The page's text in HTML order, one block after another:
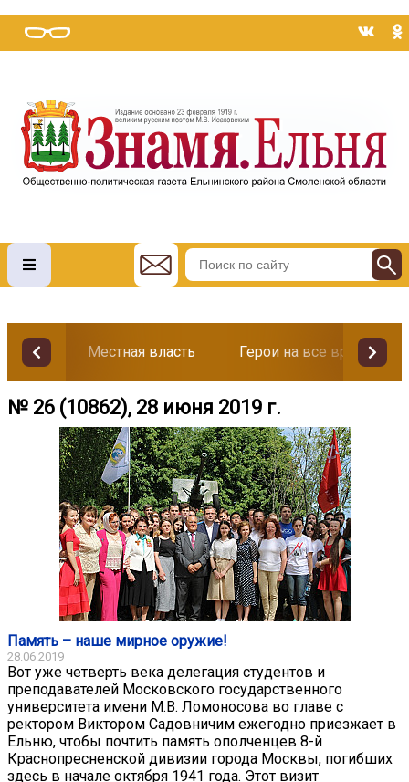
Местная власть Герои на все времена
№ 26 (10862), 28 июня 2019 г.
Память – наше мирное оружие!
28.06.2019
Вот уже четверть века делегация студентов и
преподавателей Московского государственного
университета имени М.В. Ломоносова во главе с
ректором Виктором Садовничим ежегодно приезжает в
Ельню, чтобы почтить память ополченцев 8-й
Краснопресненской дивизии города Москвы, погибших
здесь в начале октября 1941 года. Этот визит